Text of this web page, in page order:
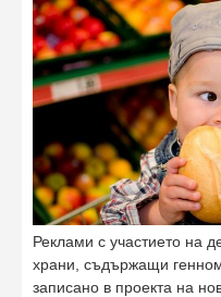
Реклами с участието на
храни, съдържащи
записано в проекта на